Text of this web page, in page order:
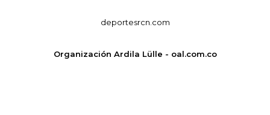
deportesrcn.com
Organización Ardila Lülle - oal.com.co